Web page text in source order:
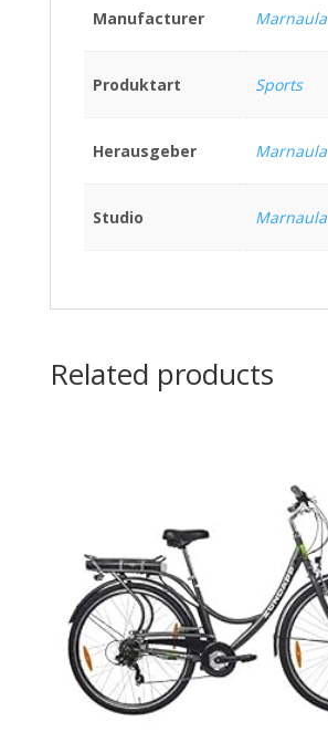
Manufacturer Marnaula
Produktart Sports
Herausgeber Marnaula
Studio Marnaula
Related products